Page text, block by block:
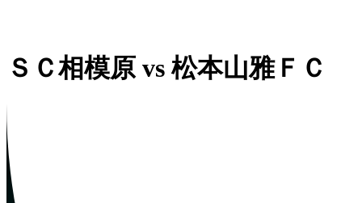
ＳＣ相模原 vs 松本山雅ＦＣ